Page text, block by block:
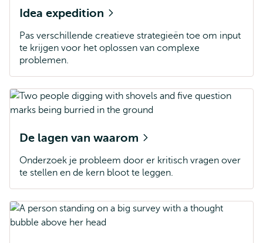
Idea expedition
Pas verschillende creatieve strategieën toe om input
te krijgen voor het oplossen van complexe
problemen.
De lagen van waarom
Onderzoek je probleem door er kritisch vragen over
te stellen en de kern bloot te leggen.